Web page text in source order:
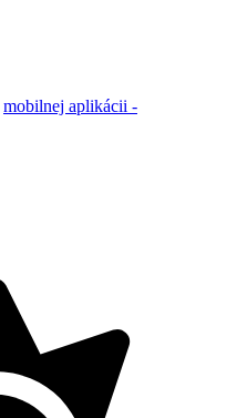
mobilnej aplikácii -